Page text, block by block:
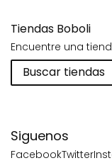
Siguenos
FacebookTwitter
Tiendas Boboli
Encuentre una
Buscar tiendas